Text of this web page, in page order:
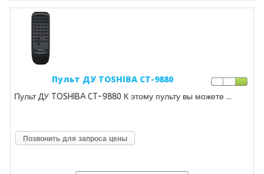
Пульт ДУ TOSHIBA CT-9880
Пульт ДУ TOSHIBA CT-9880 К этому пульту вы можете ...
Позвонить для запроса цены